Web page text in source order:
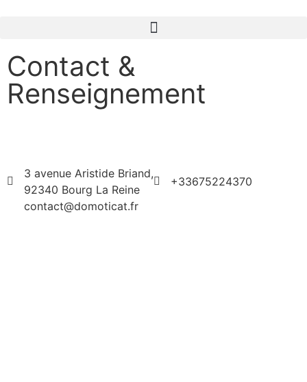
Contact &
Renseignement
3 avenue Aristide Briand,
92340 Bourg La Reine
+33675224370
contact@domoticat.fr